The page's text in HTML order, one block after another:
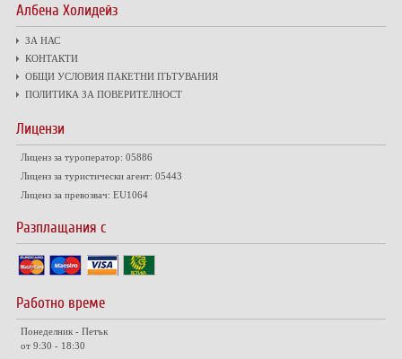
Албена Холидейз
ЗА НАС
КОНТАКТИ
ОБЩИ УСЛОВИЯ ПАКЕТНИ ПЪТУВАНИЯ
ПОЛИТИКА ЗА ПОВЕРИТЕЛНОСТ
Лицензи
Лиценз за туроператор: 05886
Лиценз за туристически агент: 05443
Лиценз за превозвач: EU1064
Разплащания с
Работно време
Понеделник - Петък
от 9:30 - 18:30